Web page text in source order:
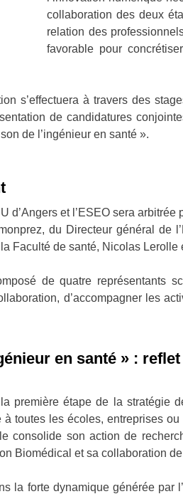
collaboration des deux
relation des
favorable pour
s’effectuera à travers des
de candidatures
de l’ingénieur en santé ».
d’Angers et l’ESEO sera
du Directeur général de
Faculté de santé, Nicolas
de quatre représentants
d’accompagner les
en santé » :
première étape de la stratégie
toutes les écoles, entreprises
consolide son action de
Biomédical et sa collaboration
la forte dynamique générée